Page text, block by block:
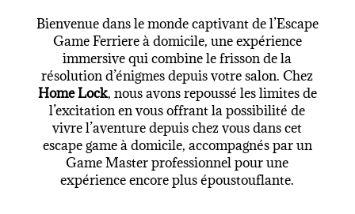
Bienvenue dans le monde captivant de l’Escape
Game Ferriere à domicile, une expérience
immersive qui combine le frisson de la
résolution d’énigmes depuis votre salon. Chez
Home Lock, nous avons repoussé les limites de
l’excitation en vous offrant la possibilité de
vivre l’aventure depuis chez vous dans cet
escape game à domicile, accompagnés par un
Game Master professionnel pour une
expérience encore plus époustouflante.